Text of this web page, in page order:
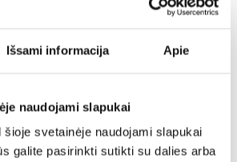
Išsami informacija Apie
naudojami slapukai
šioje svetainėje naudojami slapukai
galite pasirinkti sutikti su dalies arba